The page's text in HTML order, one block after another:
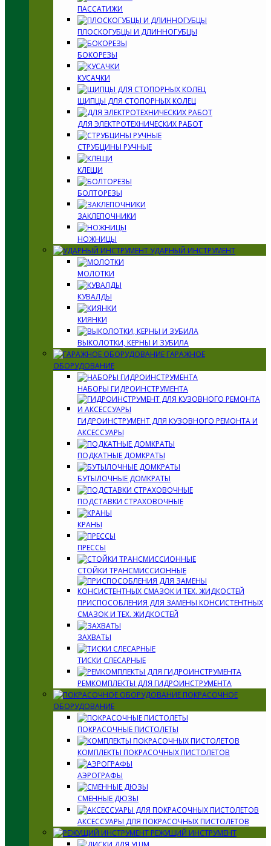
ПАССАТИЖИ
ПЛОСКОГУБЦЫ И ДЛИННОГУБЦЫ
БОКОРЕЗЫ
КУСАЧКИ
ЩИПЦЫ ДЛЯ СТОПОРНЫХ КОЛЕЦ
ДЛЯ ЭЛЕКТРОТЕХНИЧЕСКИХ РАБОТ
СТРУБЦИНЫ РУЧНЫЕ
КЛЕЩИ
БОЛТОРЕЗЫ
ЗАКЛЕПОЧНИКИ
НОЖНИЦЫ
УДАРНЫЙ ИНСТРУМЕНТ
МОЛОТКИ
КУВАЛДЫ
КИЯНКИ
ВЫКОЛОТКИ, КЕРНЫ И ЗУБИЛА
ГАРАЖНОЕ
ОБОРУДОВАНИЕ
НАБОРЫ ГИДРОИНСТРУМЕНТА
ГИДРОИНСТРУМЕНТ ДЛЯ КУЗОВНОГО РЕМОНТА И
АКСЕССУАРЫ
ПОДКАТНЫЕ ДОМКРАТЫ
БУТЫЛОЧНЫЕ ДОМКРАТЫ
ПОДСТАВКИ СТРАХОВОЧНЫЕ
КРАНЫ
ПРЕССЫ
СТОЙКИ ТРАНСМИССИОННЫЕ
ПРИСПОСОБЛЕНИЯ ДЛЯ ЗАМЕНЫ КОНСИСТЕНТНЫХ
СМАЗОК И ТЕХ. ЖИДКОСТЕЙ
ЗАХВАТЫ
ТИСКИ СЛЕСАРНЫЕ
РЕМКОМПЛЕКТЫ ДЛЯ ГИДРОИНСТРУМЕНТА
ПОКРАСОЧНОЕ
ОБОРУДОВАНИЕ
ПОКРАСОЧНЫЕ ПИСТОЛЕТЫ
КОМПЛЕКТЫ ПОКРАСОЧНЫХ ПИСТОЛЕТОВ
АЭРОГРАФЫ
СМЕННЫЕ ДЮЗЫ
АКСЕССУАРЫ ДЛЯ ПОКРАСОЧНЫХ ПИСТОЛЕТОВ
РЕЖУЩИЙ ИНСТРУМЕНТ